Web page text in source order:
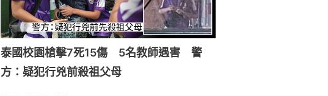
泰國校園槍擊7死15傷 5名教師遇害 警
方：疑犯行兇前殺祖父母